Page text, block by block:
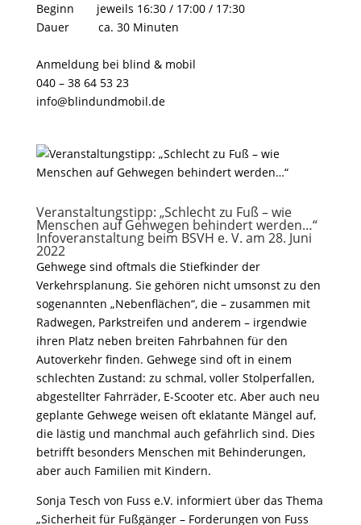
Beginn jeweils 16:30 / 17:00 / 17:30
Dauer ca. 30 Minuten
Anmeldung bei blind & mobil
040 – 38 64 53 23
info@blindundmobil.de
Veranstaltungstipp: „Schlecht zu Fuß – wie
Menschen auf Gehwegen behindert werden…“
Infoveranstaltung beim BSVH e. V. am 28. Juni
2022
Gehwege sind oftmals die Stiefkinder der
Verkehrsplanung. Sie gehören nicht umsonst zu den
sogenannten „Nebenflächen“, die – zusammen mit
Radwegen, Parkstreifen und anderem – irgendwie
ihren Platz neben breiten Fahrbahnen für den
Autoverkehr finden. Gehwege sind oft in einem
schlechten Zustand: zu schmal, voller Stolperfallen,
abgestellter Fahrräder, E-Scooter etc. Aber auch neu
geplante Gehwege weisen oft eklatante Mängel auf,
die lästig und manchmal auch gefährlich sind. Dies
betrifft besonders Menschen mit Behinderungen,
aber auch Familien mit Kindern.
Sonja Tesch von Fuss e.V. informiert über das Thema
„Sicherheit für Fußgänger – Forderungen von Fuss